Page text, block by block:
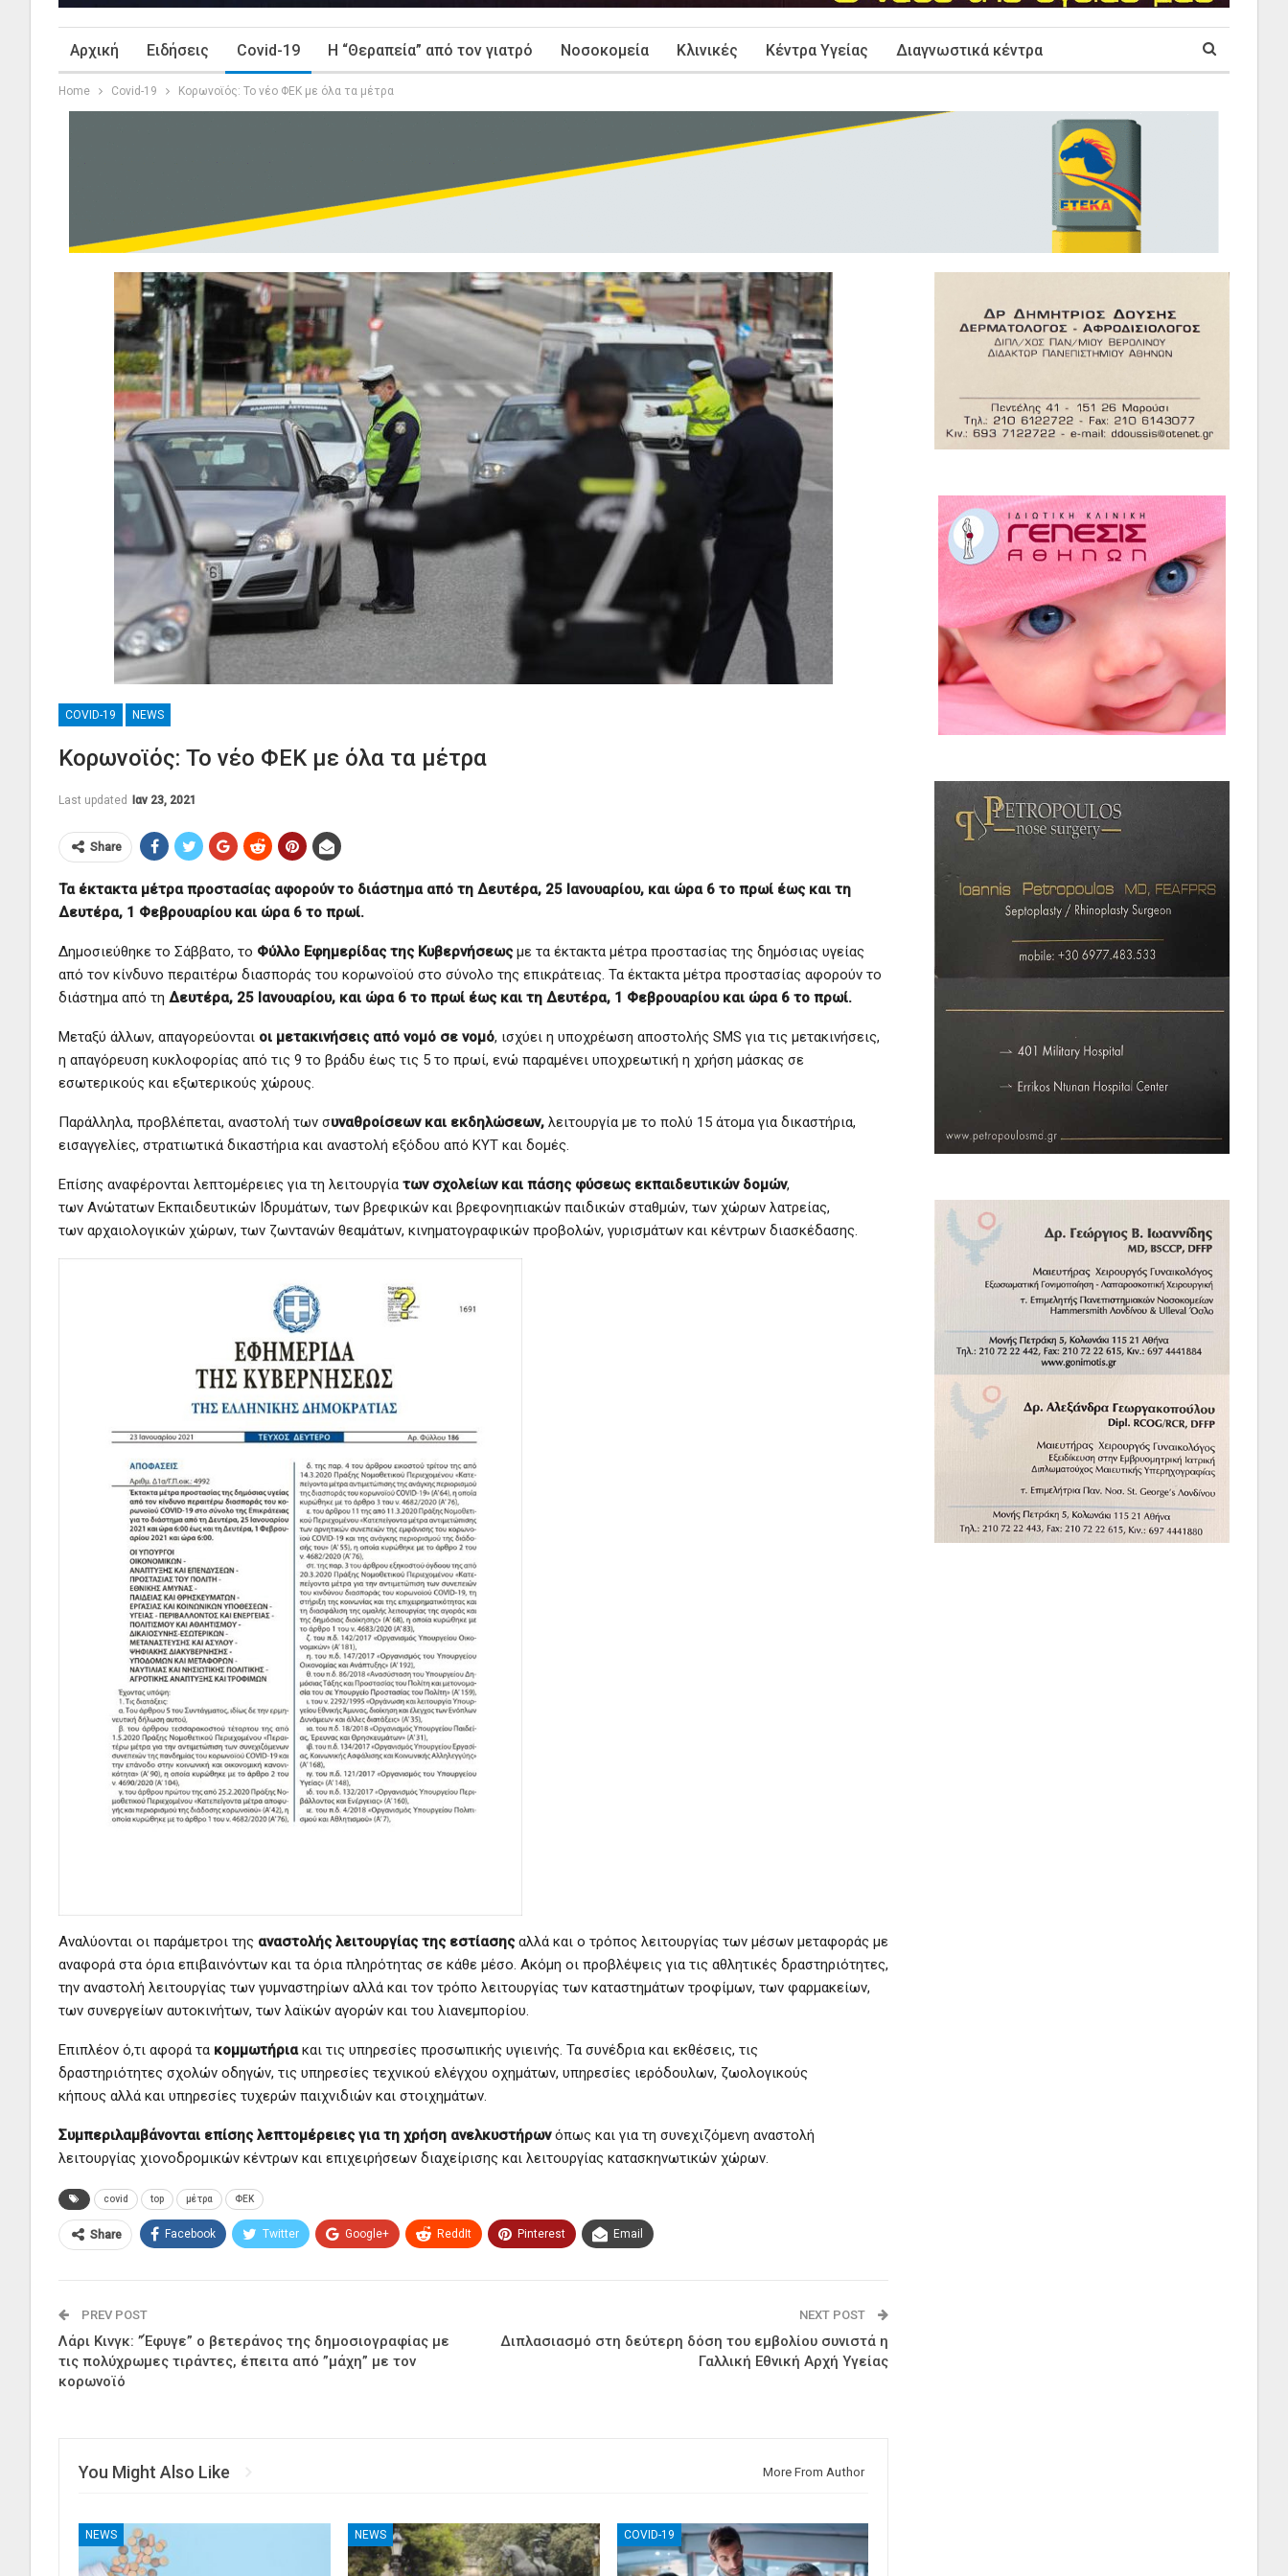
Αρχική Ειδήσεις Covid-19 Η “Θεραπεία” από τον γιατρό Νοσοκομεία Κλινικές Κέντρα Υγείας Διαγνωστικά κέντρα
Home Covid-19 Κορωνοϊός: Το νέο ΦΕΚ με όλα τα μέτρα
COVID-19 NEWS
Κορωνοϊός: Το νέο ΦΕΚ με όλα τα μέτρα
Last updated Ιαν 23, 2021
Share
Τα έκτακτα μέτρα προστασίας αφορούν το διάστημα από τη Δευτέρα, 25 Ιανουαρίου, και ώρα 6 το πρωί έως και τη
Δευτέρα, 1 Φεβρουαρίου και ώρα 6 το πρωί.
Δημοσιεύθηκε το Σάββατο, το Φύλλο Εφημερίδας της Κυβερνήσεως με τα έκτακτα μέτρα προστασίας της δημόσιας υγείας
από τον κίνδυνο περαιτέρω διασποράς του κορωνοϊού στο σύνολο της επικράτειας. Τα έκτακτα μέτρα προστασίας αφορούν το
διάστημα από τη Δευτέρα, 25 Ιανουαρίου, και ώρα 6 το πρωί έως και τη Δευτέρα, 1 Φεβρουαρίου και ώρα 6 το πρωί.
Μεταξύ άλλων, απαγορεύονται οι μετακινήσεις από νομό σε νομό, ισχύει η υποχρέωση αποστολής SMS για τις μετακινήσεις,
η απαγόρευση κυκλοφορίας από τις 9 το βράδυ έως τις 5 το πρωί, ενώ παραμένει υποχρεωτική η χρήση μάσκας σε
εσωτερικούς και εξωτερικούς χώρους.
Παράλληλα, προβλέπεται, αναστολή των συναθροίσεων και εκδηλώσεων, λειτουργία με το πολύ 15 άτομα για δικαστήρια,
εισαγγελίες, στρατιωτικά δικαστήρια και αναστολή εξόδου από ΚΥΤ και δομές.
Επίσης αναφέρονται λεπτομέρειες για τη λειτουργία των σχολείων και πάσης φύσεως εκπαιδευτικών δομών,
των Ανώτατων Εκπαιδευτικών Ιδρυμάτων, των βρεφικών και βρεφονηπιακών παιδικών σταθμών, των χώρων λατρείας,
των αρχαιολογικών χώρων, των ζωντανών θεαμάτων, κινηματογραφικών προβολών, γυρισμάτων και κέντρων διασκέδασης.
Αναλύονται οι παράμετροι της αναστολής λειτουργίας της εστίασης αλλά και ο τρόπος λειτουργίας των μέσων μεταφοράς με
αναφορά στα όρια επιβαινόντων και τα όρια πληρότητας σε κάθε μέσο. Ακόμη οι προβλέψεις για τις αθλητικές δραστηριότητες,
την αναστολή λειτουργίας των γυμναστηρίων αλλά και τον τρόπο λειτουργίας των καταστημάτων τροφίμων, των φαρμακείων,
των συνεργείων αυτοκινήτων, των λαϊκών αγορών και του λιανεμπορίου.
Επιπλέον ό,τι αφορά τα κομμωτήριακαι τις υπηρεσίες προσωπικής υγιεινής. Τα συνέδρια και εκθέσεις, τις
δραστηριότητες σχολών οδηγών, τις υπηρεσίες τεχνικού ελέγχου οχημάτων, υπηρεσίες ιερόδουλων, ζωολογικούς
κήπους αλλά και υπηρεσίες τυχερών παιχνιδιών και στοιχημάτων.
Συμπεριλαμβάνονται επίσης λεπτομέρειες για τη χρήση ανελκυστήρωνόπως και για τη συνεχιζόμενη αναστολή
λειτουργίας χιονοδρομικών κέντρων και επιχειρήσεων διαχείρισης και λειτουργίας κατασκηνωτικών χώρων.
covid top μέτρα ΦΕΚ
Share Facebook Twitter Google+ ReddIt Pinterest Email
PREV POST
Λάρι Κινγκ: ”Έφυγε” ο βετεράνος της δημοσιογραφίας με
τις πολύχρωμες τιράντες, έπειτα από ”μάχη” με τον
κορωνοϊό
NEXT POST
Διπλασιασμό στη δεύτερη δόση του εμβολίου συνιστά η
Γαλλική Εθνική Αρχή Υγείας
You Might Also Like More From Author
NEWS NEWS COVID-19